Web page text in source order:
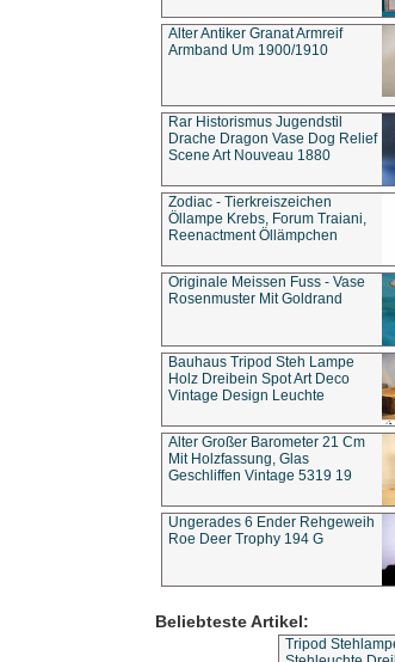
Alter Antiker Granat Armreif
Armband Um 1900/1910
Rar Historismus Jugendstil
Drache Dragon Vase Dog Relief
Scene Art Nouveau 1880
Zodiac - Tierkreiszeichen
Öllampe Krebs, Forum Traiani,
Reenactment Öllämpchen
Originale Meissen Fuss - Vase
Rosenmuster Mit Goldrand
Bauhaus Tripod Steh Lampe
Holz Dreibein Spot Art Deco
Vintage Design Leuchte
Alter Großer Barometer 21 Cm
Mit Holzfassung, Glas
Geschliffen Vintage 5319 19
Ungerades 6 Ender Rehgeweih
Roe Deer Trophy 194 G
Beliebteste Artikel:
Tripod